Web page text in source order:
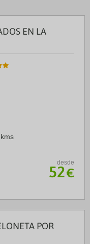
EN LA
desde
52€
POR